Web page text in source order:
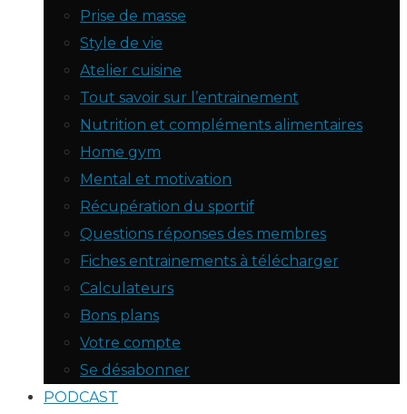
Prise de masse
Style de vie
Atelier cuisine
Tout savoir sur l’entrainement
Nutrition et compléments alimentaires
Home gym
Mental et motivation
Récupération du sportif
Questions réponses des membres
Fiches entrainements à télécharger
Calculateurs
Bons plans
Votre compte
Se désabonner
PODCAST